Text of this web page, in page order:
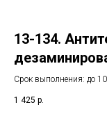
13-134.
пептидам
IgG
Срок выполнения: до 10
взятия биоматериала
1 425 р.